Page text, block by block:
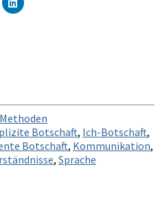
Botschaft, Ich-Botschaft,
Botschaft, Kommunikation,
, Sprache